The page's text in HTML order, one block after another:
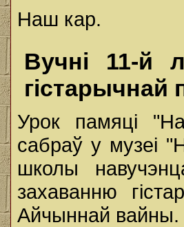
Наш кар.
Вучні 11-й
гістарычнай
Урок памяці
сабраў у музеі
школы
захаванню
Айчыннай вайны.